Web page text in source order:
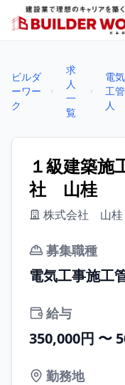
ビルダ
ーワー
ク
求
人
一
覧
電
工
人
１級建築施
社 山桂
株式会社 山桂
募集職種
電気工事施工
給与
350,000円 〜
勤務地